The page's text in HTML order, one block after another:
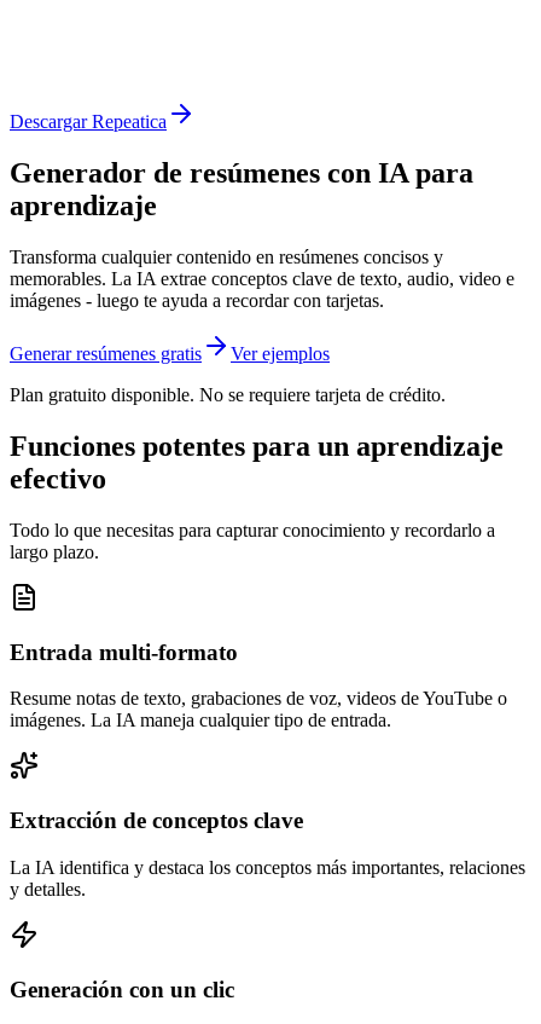
Descargar Repeatica
Generador de resúmenes con IA para
aprendizaje
Transforma cualquier contenido en resúmenes concisos y
memorables. La IA extrae conceptos clave de texto, audio, video e
imágenes - luego te ayuda a recordar con tarjetas.
Generar resúmenes gratis
Ver ejemplos
Plan gratuito disponible. No se requiere tarjeta de crédito.
Funciones potentes para un aprendizaje
efectivo
Todo lo que necesitas para capturar conocimiento y recordarlo a
largo plazo.
Entrada multi-formato
Resume notas de texto, grabaciones de voz, videos de YouTube o
imágenes. La IA maneja cualquier tipo de entrada.
Extracción de conceptos clave
La IA identifica y destaca los conceptos más importantes, relaciones
y detalles.
Generación con un clic